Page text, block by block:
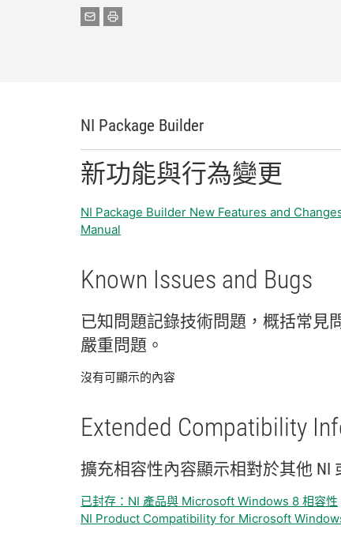
NI Package Builder
新功能與行為變更
NI Package Builder New Features and
Manual
Known Issues and Bugs
已知 問題記錄技術問題， 概括常見
嚴重問題。
沒有可顯示的內容
Extended Compatibility
擴充相容性內容顯示相對於其他 NI
已封存：NI 產品與 Microsoft Windows 8 相容性
NI Product Compatibility for Microsoft